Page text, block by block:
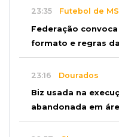
23:35 Futebol de MS
Federação
formato e regras
23:16 Dourados
Biz usada na
abandonada em